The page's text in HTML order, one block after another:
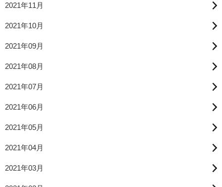
2021年11月
2021年10月
2021年09月
2021年08月
2021年07月
2021年06月
2021年05月
2021年04月
2021年03月